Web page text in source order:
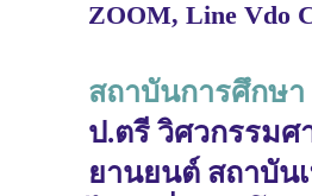
ZOOM, Line Vdo
สถาบันการศึกษา
ป.ตรี วิศวกรรมศ
ยานยนต์ สถาบัน